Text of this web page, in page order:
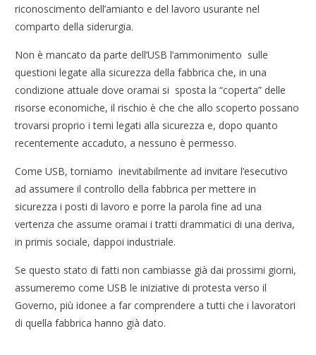
riconoscimento dell’amianto e del lavoro usurante nel
comparto della siderurgia.
Non è mancato da parte dell’USB l’ammonimento sulle
questioni legate alla sicurezza della fabbrica che, in una
condizione attuale dove oramai si sposta la “coperta” delle
risorse economiche, il rischio è che che allo scoperto possano
trovarsi proprio i temi legati alla sicurezza e, dopo quanto
recentemente accaduto, a nessuno è permesso.
Come USB, torniamo inevitabilmente ad invitare l’esecutivo
ad assumere il controllo della fabbrica per mettere in
sicurezza i posti di lavoro e porre la parola fine ad una
vertenza che assume oramai i tratti drammatici di una deriva,
in primis sociale, dappoi industriale.
Se questo stato di fatti non cambiasse già dai prossimi giorni,
assumeremo come USB le iniziative di protesta verso il
Governo, più idonee a far comprendere a tutti che i lavoratori
di quella fabbrica hanno già dato.